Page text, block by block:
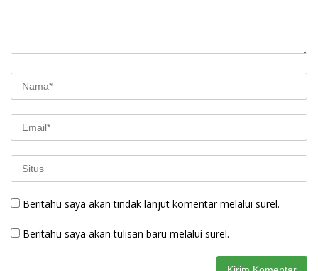
Beritahu saya akan tindak lanjut komentar melalui surel.
Beritahu saya akan tulisan baru melalui surel.